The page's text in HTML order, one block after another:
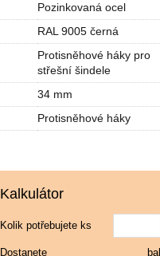
Pozinkovaná ocel
RAL 9005 černá
Protisněhové háky pro
střešní šindele
34 mm
Protisněhové háky
Kalkulátor
Kolik potřebujete ks
Dostanete
bal